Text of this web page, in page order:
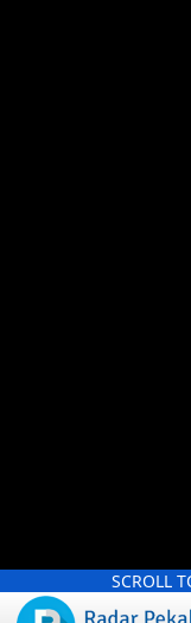
SCROLL